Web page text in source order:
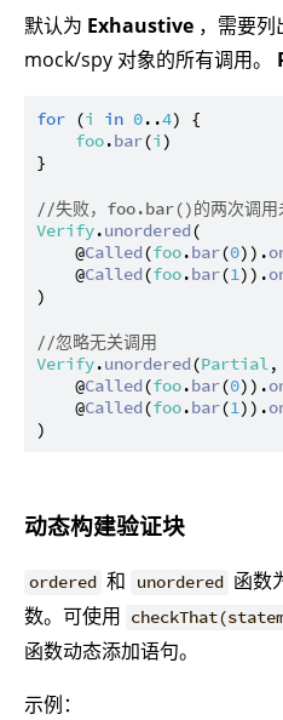
默认为 Exhaustive ，需要
mock/spy 对象的所有调用。
for (i in 0..4) {
foo.bar(i )
}
//失败，foo.bar()的两次调用
Verify.unordered(
    @
Called(foo.bar(0)).
    @
Called(foo.bar(1)).
)
//忽略无关调用
Verify.unordered(Partial,
    @
Called(foo.bar(0)).
    @
Called(foo.bar(1)).
动态构建验证块
ordered 和 unordered 函数
数。可使用
函数动态添加语句。
示例：